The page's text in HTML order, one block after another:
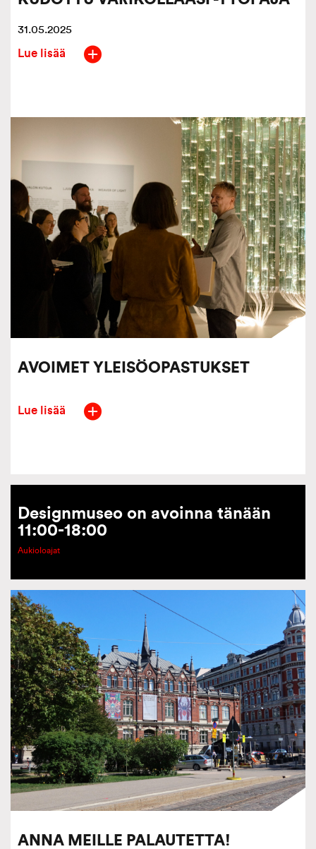
31.05.2025
Lue lisää
AVOIMET YLEISÖOPASTUKSET
Lue lisää
Designmuseo on avoinna tänään
11:00-18:00
Aukioloajat
ANNA MEILLE PALAUTETTA!